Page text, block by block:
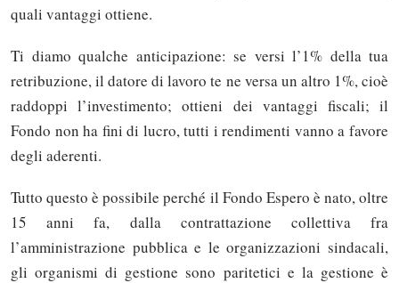
quali vantaggi ottiene.
Ti diamo qualche anticipazione: se versi l’1% della tua
retribuzione, il datore di lavoro te ne versa un altro 1%, cioè
raddoppi l’investimento; ottieni dei vantaggi fiscali; il
Fondo non ha fini di lucro, tutti i rendimenti vanno a favore
degli aderenti.
Tutto questo è possibile perché il Fondo Espero è nato, oltre
15 anni fa, dalla contrattazione collettiva fra
l’amministrazione pubblica e le organizzazioni sindacali,
gli organismi di gestione sono paritetici e la gestione è